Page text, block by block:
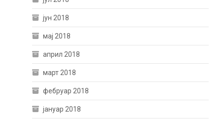
јун 2018
мај 2018
април 2018
март 2018
фебруар 2018
јануар 2018